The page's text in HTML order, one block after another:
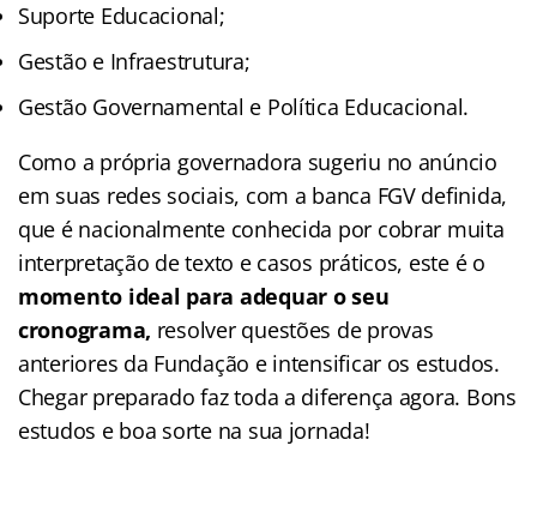
Suporte Educacional;
Gestão e Infraestrutura;
Gestão Governamental e Política Educacional.
Como a própria governadora sugeriu no anúncio
em suas redes sociais, com a banca FGV definida,
que é nacionalmente conhecida por cobrar muita
interpretação de texto e casos práticos, este é o
momento ideal para adequar o seu
cronograma, resolver questões de provas
anteriores da Fundação e intensificar os estudos.
Chegar preparado faz toda a diferença agora. Bons
estudos e boa sorte na sua jornada!